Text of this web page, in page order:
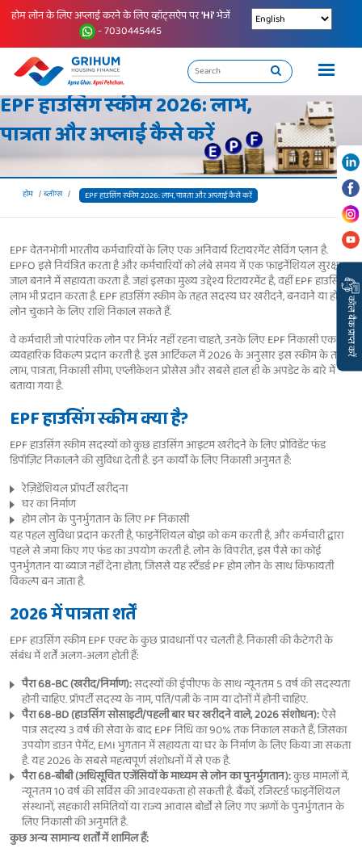
होम लोन के लिए अप्लाई करने के लिए व्हॉट्सऐप पर'Hi'भेजें
- 7030445445
EPF हाउसिंग स्कीम 2026: लाभ,
पात्रता और अप्लाई कैसे करें
होम ब्लॉग्स EPF हाउसिंग स्कीम 2026: लाभ, पात्रता और अप्लाई कैसे करें
EPF वेतनभोगी भारतीय कर्मचारियों के लिए एक अनिवार्य रिटायरमेंट सेविंग प्लान है.
EPFO इसे नियंत्रित करता है और कर्मचारियों को लंबे समय में एक फाइनेंशियल सुरक्षा
जाल बनाने में सहायता करता है. जहां इसका मुख्य उद्देश्य रिटायरमेंट है, वहीं EPF हाउसिंग
लाभ भी प्रदान करता है. EPF हाउसिंग स्कीम के तहत सदस्य घर खरीदने, बनवाने या होम
लोन चुकाने के लिए राशि निकाल सकते हैं.
वे कर्मचारी जो पारंपरिक लोन पर निर्भर नहीं रहना चाहते, उनके लिए EPF निकासी एक
व्यवहारिक विकल्प प्रदान करती है. इस आर्टिकल में 2026 के अनुसार इस स्कीम के तहत
लाभ, पात्रता, निकासी सीमा, एप्लीकेशन प्रोसेस और सबसे हाल ही के अपडेट के बारे में
बताया गया है.
EPF हाउसिंग स्कीम क्या है?
EPF हाउसिंग स्कीम सदस्यों को कुछ हाउसिंग आइटम खरीदने के लिए प्रोविडेंट फंड
डिपॉज़िट निकालने की सुविधा देती है. इन कार्यों के लिए निकासी अनुमत है:
रेज़िडेंशियल प्रॉपर्टी खरीदना
घर का निर्माण
होम लोन के पुनर्भुगतान के लिए PF निकासी
यह पहल सुविधा प्रदान करती है, फाइनेंशियल बोझ को कम करती है, और कर्मचारी द्वारा
पहले से जमा किए गए फंड का उपयोग करती है. लोन के विपरीत, इस पैसे का कोई
पुनर्भुगतान या ब्याज नहीं देना होता, जिससे यह स्टैंडर्ड PF होम लोन के साथ किफायती
विकल्प बन जाता है.
2026 में पात्रता शर्तें
EPF हाउसिंग स्कीम EPF एक्ट के कुछ प्रावधानों पर चलती है. निकासी की कैटेगरी के
संबंध में शर्तें अलग-अलग होती हैं:
पैरा 68-BC (खरीद/निर्माण):सदस्यों की ईपीएफ के साथ न्यूनतम 5 वर्ष की सदस्यता
होनी चाहिए. प्रॉपर्टी सदस्य के नाम, पति/पत्नी के नाम या दोनों में होनी चाहिए.
पैरा 68-BD (हाउसिंग सोसाइटी/पहली बार घर खरीदने वाले, 2026 संशोधन):ऐसे
पात्र सदस्य 3 वर्ष की सेवा के बाद EPF निधि का 90% तक निकाल सकते हैं, जिसका
उपयोग डाउन पेमेंट, EMI भुगतान में सहायता या घर के निर्माण के लिए किया जा सकता
है. यह 2026 के सबसे महत्वपूर्ण संशोधनों में से एक है.
पैरा 68-बीबी (अधिसूचित एजेंसियों के माध्यम से लोन का पुनर्भुगतान):कुछ मामलों में,
न्यूनतम 10 वर्ष की सर्विस की आवश्यकता हो सकती है. बैंकों, रजिस्टर्ड फाइनेंशियल
संस्थानों, सहकारी समितियों या राज्य आवास बोर्डों से लिए गए ऋणों के पुनर्भुगतान के
लिए निकासी की अनुमति है.
कुछ अन्य सामान्य शर्तों में शामिल हैं:
कॉल बैक प्राप्त करें